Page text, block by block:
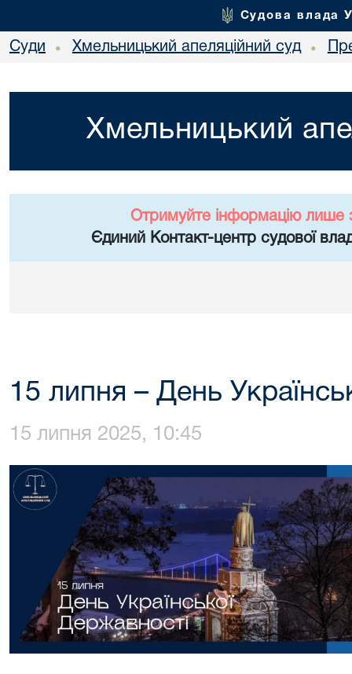
Судова влада
Суди • Хмельницький апеляційний суд •
Хмельницький
Отримуйте інформацію лише
Єдиний Контакт-центр судової
15 липня – День
15 липня 2025, 10:45